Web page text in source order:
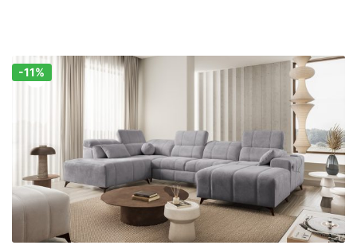
Zľava!
-11%